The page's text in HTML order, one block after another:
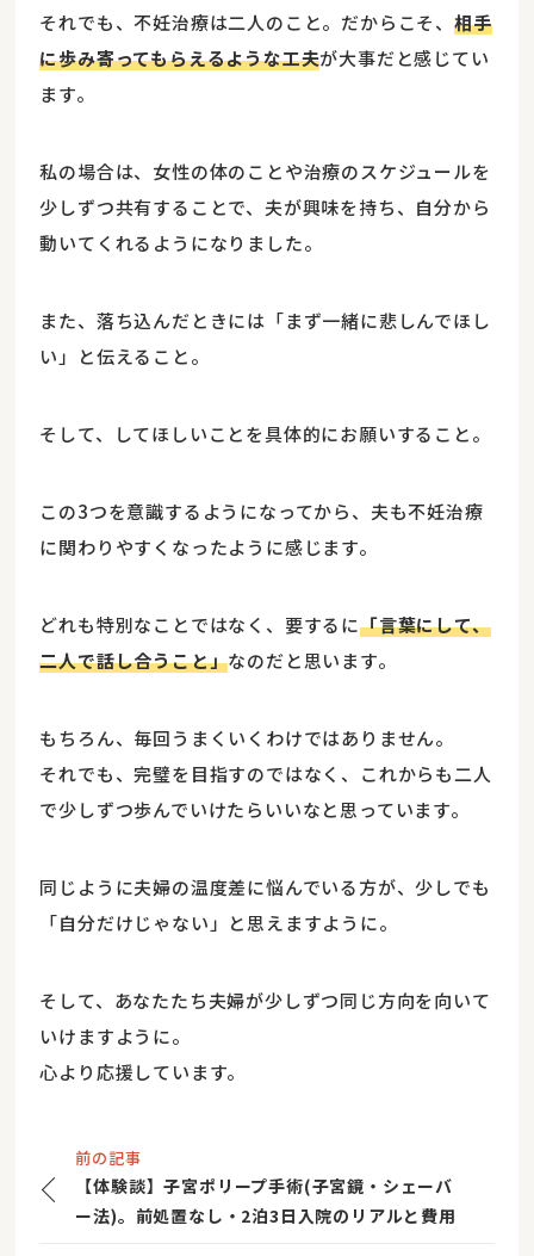
それでも、不妊治療は二人のこと。だからこそ、相手
に歩み寄ってもらえるような工夫が大事だと感じてい
ます。
私の場合は、女性の体のことや治療のスケジュールを
少しずつ共有することで、夫が興味を持ち、自分から
動いてくれるようになりました。
また、落ち込んだときには「まず一緒に悲しんでほし
い」と伝えること。
そして、してほしいことを具体的にお願いすること。
この3つを意識するようになってから、夫も不妊治療
に関わりやすくなったように感じます。
どれも特別なことではなく、要するに「言葉にして、
二人で話し合うこと」なのだと思います。
もちろん、毎回うまくいくわけではありません。
それでも、完璧を目指すのではなく、これからも二人
で少しずつ歩んでいけたらいいなと思っています。
同じように夫婦の温度差に悩んでいる方が、少しでも
「自分だけじゃない」と思えますように。
そして、あなたたち夫婦が少しずつ同じ方向を向いて
いけますように。
心より応援しています。
前の記事
【体験談】子宮ポリープ手術(子宮鏡・シェーバ
ー法)。前処置なし・2泊3日入院のリアルと費用